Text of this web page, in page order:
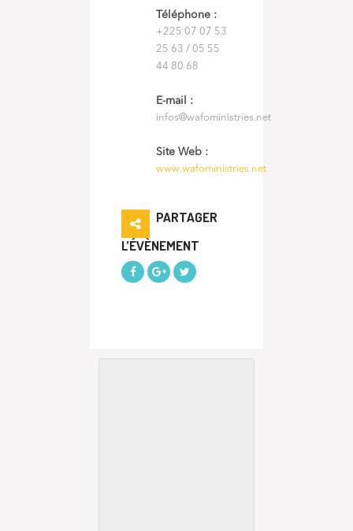
Téléphone :
+225 07 07 53
25 63 / 05 55
44 80 68
E-mail :
infos@wafoministries.net
Site Web :
www.wafoministries.net
PARTAGER
L’ÉVÈNEMENT